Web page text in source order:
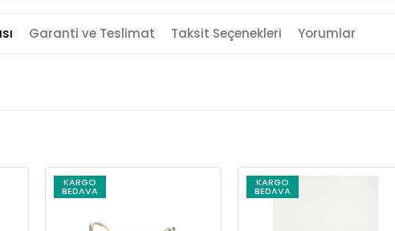
Garanti ve Teslimat Taksit Seçenekleri Yorumlar
KARGO
BEDAVA
KARGO
BEDAVA